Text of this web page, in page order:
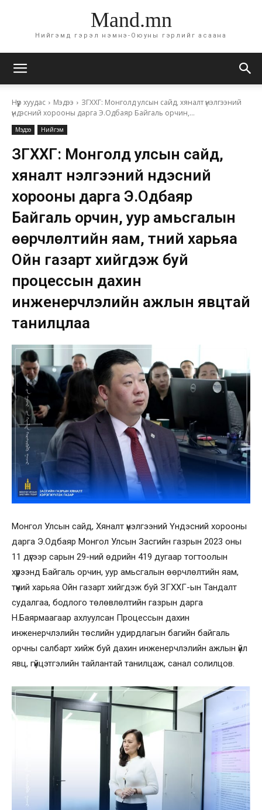
Mand.mn
Нийгэмд гэрэл нэмнэ-Оюуны гэрлийг асаана
Нүүр хуудас Мэдээ
ЗГХХГ: Монголд улсын сайд, хяналт үнэлгээний
үндэсний хорооны дарга Э.Одбаяр Байгаль орчин,...
Мэдээ Нийгэм
ЗГХХГ: Монголд улсын сайд,
хяналт үнэлгээний үндэсний
хорооны дарга Э.Одбаяр
Байгаль орчин, уур амьсгалын
өөрчлөлтийн яам, түүний харьяа
Ойн газарт хийгдэж буй
процессын дахин
инженерчлэлийн ажлын явцтай
танилцлаа
Монгол Улсын сайд, Хяналт үнэлгээний Үндэсний хорооны
дарга Э.Одбаяр Монгол Улсын Засгийн газрын 2023 оны
11 дүгээр сарын 29-ний өдрийн 419 дугаар тогтоолын
хүрээнд Байгаль орчин, уур амьсгалын өөрчлөлтийн яам,
түүний харьяа Ойн газарт хийгдэж буй ЗГХХГ-ын Тандалт
судалгаа, бодлого төлөвлөлтийн газрын дарга
Н.Баярмаагаар ахлуулсан Процессын дахин
инженерчлэлийн төслийн удирдлагын багийн байгаль
орчны салбарт хийж буй дахин инженерчлэлийн ажлын үйл
явц, гүйцэтгэлийн тайлантай танилцаж, санал солилцов.